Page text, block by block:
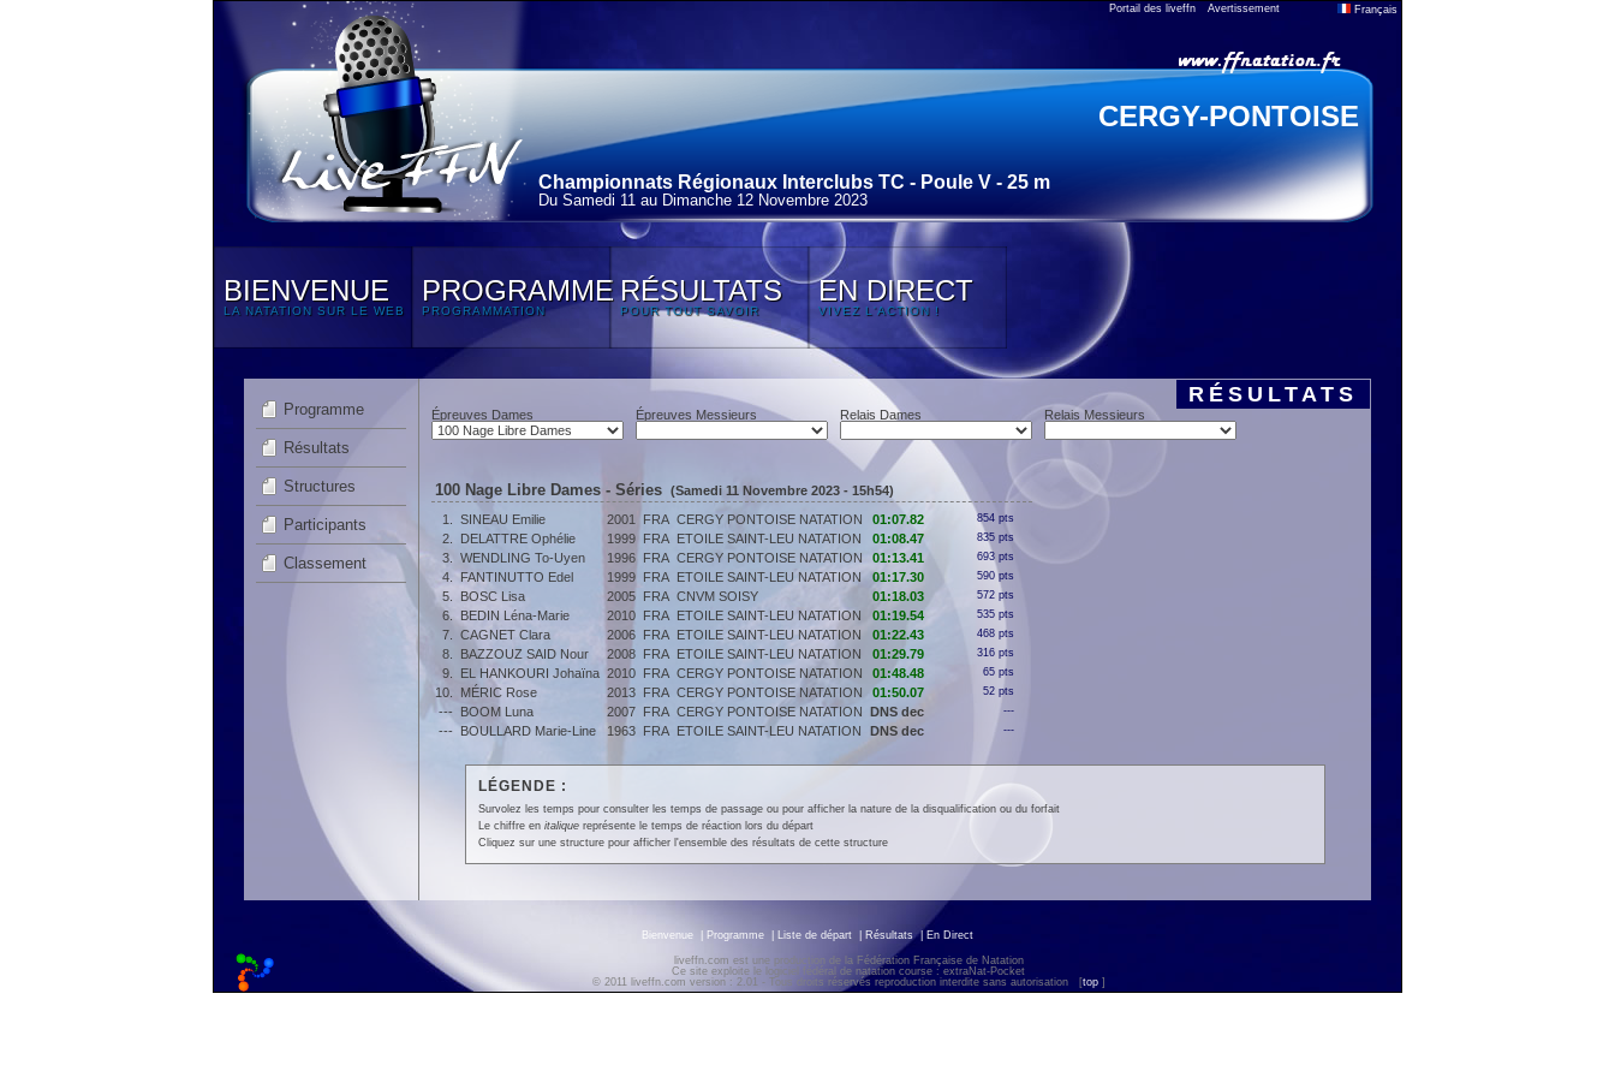
Portail des liveffn Avertissement Français
CERGY-PONTOISE
Championnats Régionaux Interclubs TC - Poule V - 25 m
Du Samedi 11 au Dimanche 12 Novembre 2023
BIENVENUE
LA NATATION SUR LE WEB
PROGRAMME
PROGRAMMATION
RÉSULTATS
POUR TOUT SAVOIR
EN DIRECT
VIVEZ L'ACTION !
Programme
Résultats
Structures
Participants
Classement
RÉSULTATS
Épreuves Dames Épreuves Messieurs Relais Dames Relais Messieurs
100 Nage Libre Dames - Séries (Samedi 11 Novembre 2023 - 15h54)
1.
SINEAU Emilie 2001 FRA CERGY PONTOISE NATATION 01:07.82 854 pts
2. DELATTRE Ophélie 1999 FRA ETOILE SAINT-LEU NATATION 01:08.47 835 pts
3. WENDLING To-Uyen 1996 FRA CERGY PONTOISE NATATION 01:13.41 693 pts
4. FANTINUTTO Edel 1999 FRA ETOILE SAINT-LEU NATATION 01:17.30 590 pts
5. BOSC Lisa 2005 FRA CNVM SOISY 01:18.03 572 pts
6. BEDIN Léna-Marie 2010 FRA ETOILE SAINT-LEU NATATION 01:19.54 535 pts
7. CAGNET Clara 2006 FRA ETOILE SAINT-LEU NATATION 01:22.43 468 pts
8. BAZZOUZ SAID Nour 2008 FRA ETOILE SAINT-LEU NATATION 01:29.79 316 pts
9. EL HANKOURI Johaïna 2010 FRA CERGY PONTOISE NATATION 01:48.48 65 pts
10. MÉRIC Rose 2013 FRA CERGY PONTOISE NATATION 01:50.07 52 pts
--- BOOM Luna 2007 FRA CERGY PONTOISE NATATION DNS dec ---
--- BOULLARD Marie-Line 1963 FRA ETOILE SAINT-LEU NATATION DNS dec ---
LÉGENDE :
Survolez les temps pour consulter les temps de passage ou pour afficher la nature de la disqualification ou du forfait
Le chiffre en italiquereprésente le temps de réaction lors du départ
Cliquez sur une structure pour afficher l'ensemble des résultats de cette structure
Bienvenue Programme Liste de départ Résultats | En Direct
liveffn.com est une production de la Fédération Française de Natation
Ce site exploite le logiciel fédéral de natation course : extraNat-Pocket
© 2011 liveffn.com version : 2.01 - Tous droits réservés reproduction interdite sans autorisation
[top ]